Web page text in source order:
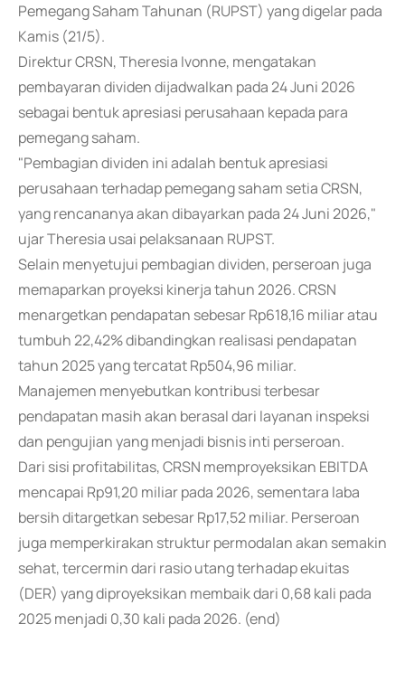
Pemegang Saham Tahunan (RUPST) yang digelar pada
Kamis (21/5).
Direktur CRSN, Theresia Ivonne, mengatakan
pembayaran dividen dijadwalkan pada 24 Juni 2026
sebagai bentuk apresiasi perusahaan kepada para
pemegang saham.
"Pembagian dividen ini adalah bentuk apresiasi
perusahaan terhadap pemegang saham setia CRSN,
yang rencananya akan dibayarkan pada 24 Juni 2026,"
ujar Theresia usai pelaksanaan RUPST.
Selain menyetujui pembagian dividen, perseroan juga
memaparkan proyeksi kinerja tahun 2026. CRSN
menargetkan pendapatan sebesar Rp618,16 miliar atau
tumbuh 22,42% dibandingkan realisasi pendapatan
tahun 2025 yang tercatat Rp504,96 miliar.
Manajemen menyebutkan kontribusi terbesar
pendapatan masih akan berasal dari layanan inspeksi
dan pengujian yang menjadi bisnis inti perseroan.
Dari sisi profitabilitas, CRSN memproyeksikan EBITDA
mencapai Rp91,20 miliar pada 2026, sementara laba
bersih ditargetkan sebesar Rp17,52 miliar. Perseroan
juga memperkirakan struktur permodalan akan semakin
sehat, tercermin dari rasio utang terhadap ekuitas
(DER) yang diproyeksikan membaik dari 0,68 kali pada
2025 menjadi 0,30 kali pada 2026. (end)